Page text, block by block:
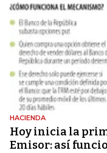
HACIENDA
Hoy inicia la
Emisor: así